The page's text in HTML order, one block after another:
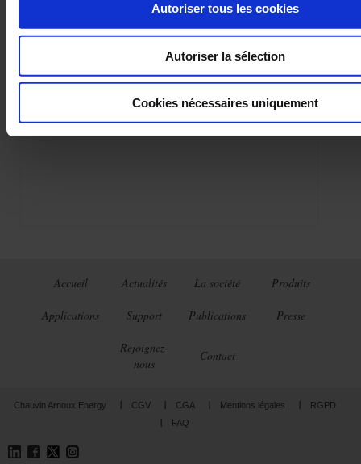
Autoriser tous les cookies
Autoriser la sélection
Cookies nécessaires uniquement
Posez une question à un technicien support
TC communication Mesure CA2150 Convertisseur
ulys MCM drivers elog ulys
software ulys Enerium Modbus triad2 tore Elog Ulysflex
Accueil Actualités La société Produits
Applications Support Publications Presse
Rejoignez-
nous
Contact
Chauvin Arnoux Energy CGV CGA Mentions légales
RGPD
FAQ